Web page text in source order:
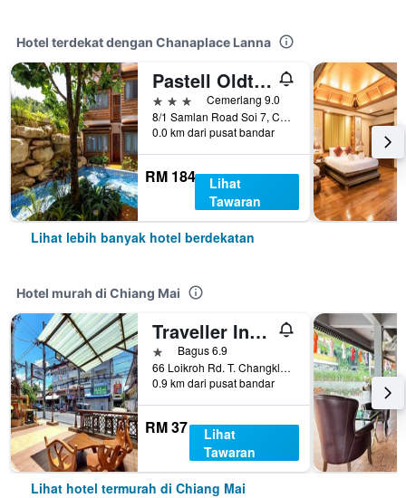
Hotel terdekat dengan Chanaplace Lanna
Pastell Oldtown Chiang Mai
3 bintangCemerlang 9.0
8/1 Samlan Road Soi 7, Chiang Mai, Thailand
0.0 km dari pusat bandar
RM 184
Lihat
Tawaran
Lihat lebih banyak hotel berdekatan
Hotel murah di Chiang Mai
Traveller Inn Hotel
1 bintang
Bagus 6.9
66 Loikroh Rd. T. Changklon, A. Muang, Chiang Mai, Chiang Mai, Thailand
0.9 km dari pusat bandar
RM 37
Lihat
Tawaran
Lihat hotel termurah di Chiang Mai